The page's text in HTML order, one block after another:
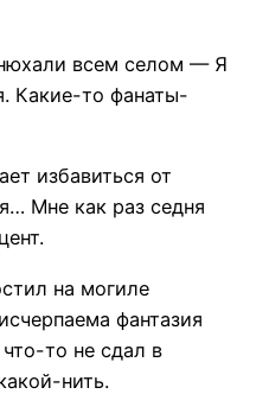
всем селом — Я
Какие-то фанаты-
избавиться от
Мне как раз седня
на могиле
фантазия
то не сдал в
нить.